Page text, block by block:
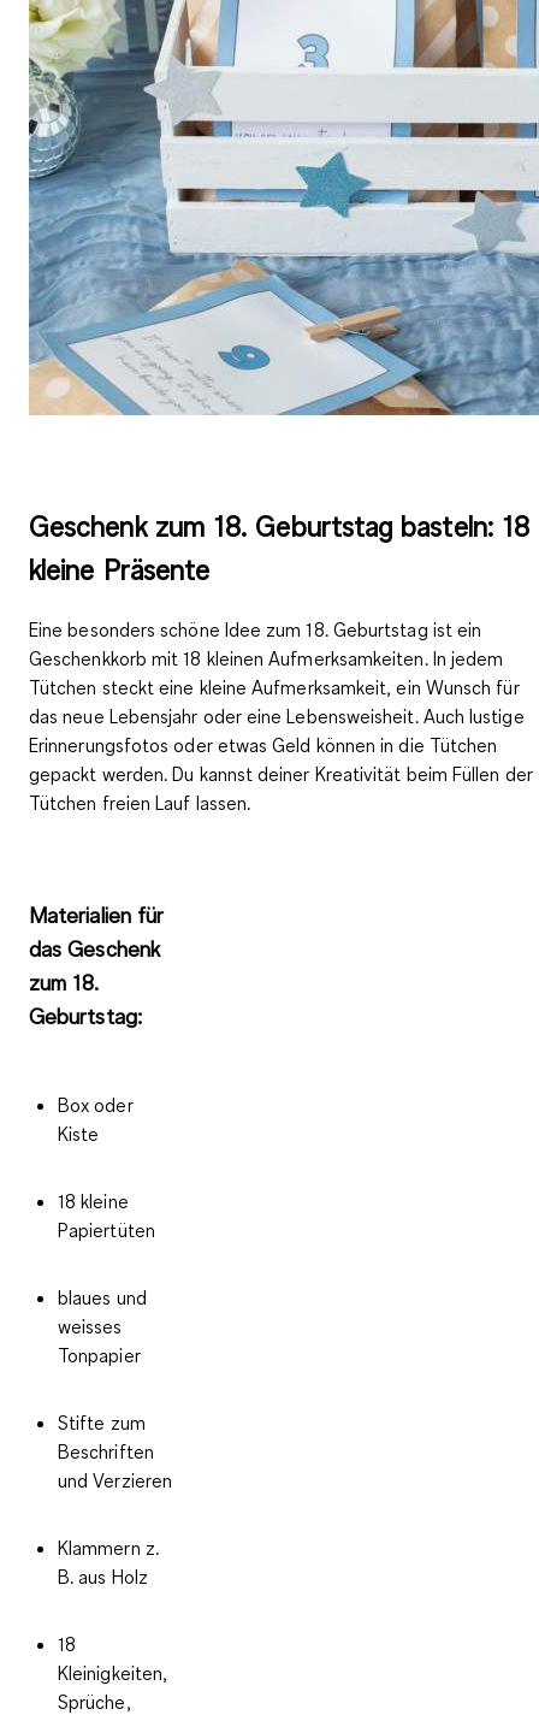
Geschenk zum 18. Geburtstag basteln: 18
kleine Präsente
Eine besonders schöne Idee zum 18. Geburtstag ist ein
Geschenkkorb mit 18 kleinen Aufmerksamkeiten. In jedem
Tütchen steckt eine kleineAufmerksamkeit, ein Wunsch für
das neue Lebensjahr oder eineLebensweisheit. Auchlustige
Erinnerungsfotos oder etwasGeld können in die Tütchen
gepackt werden. Du kannst deiner Kreativität beim Füllen der
Tütchen freien Lauf lassen.
Materialien für
das Geschenk
zum 18.
Geburtstag:
Box oder
Kiste
18 kleine
Papiertüten
blaues und
weisses
Tonpapier
Stifte zum
Beschriften
und Verzieren
Klammern z.
B. aus Holz
18
Kleinigkeiten,
Sprüche,